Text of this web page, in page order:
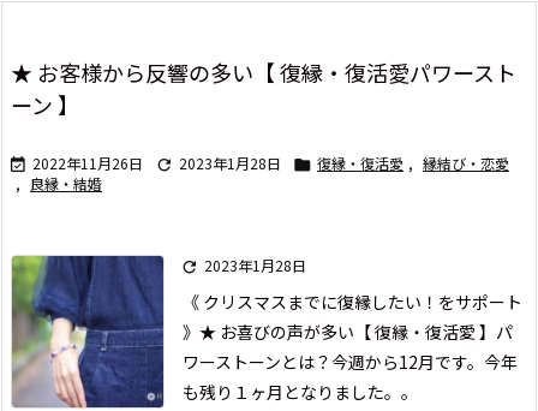
★ お客様から反響の多い【 復縁・復活愛パワースト
ーン 】
 2022年11月26日  2023年1月28日  復縁・復活愛 , 縁結び・恋愛
, 良縁・結婚
 2023年1月28日
《 クリスマスまでに復縁したい！をサポート
》 ★ お喜びの声が多い【 復縁・復活愛 】パ
ワーストーンとは？今週から12月です。 今年
も残り１ヶ月となりました。。